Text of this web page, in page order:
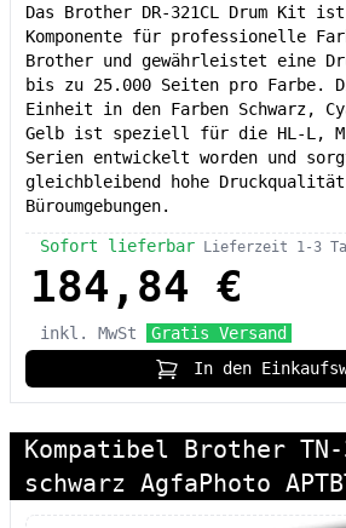
Das Brother DR-321CL Drum Kit
Komponente für professionelle
Brother und gewährleistet eine
bis zu 25.000 Seiten pro Farbe.
Einheit in den Farben Schwarz,
Gelb ist speziell für die HL-L,
Serien entwickelt worden und
gleichbleibend hohe
Büroumgebungen.
Sofort lieferbar Lieferzeit 1-3
184,84 €
inkl. MwSt
Gratis Versand
In den
Kompatibel Brother TN-
schwarz AgfaPhoto